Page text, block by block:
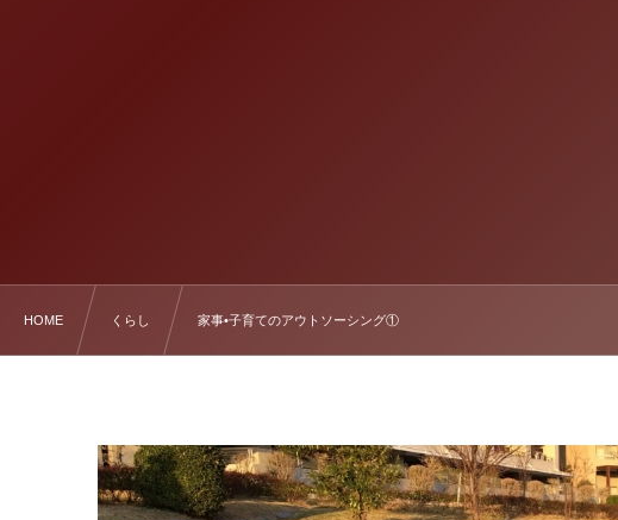
HOME くらし 家事•子育てのアウトソーシング①